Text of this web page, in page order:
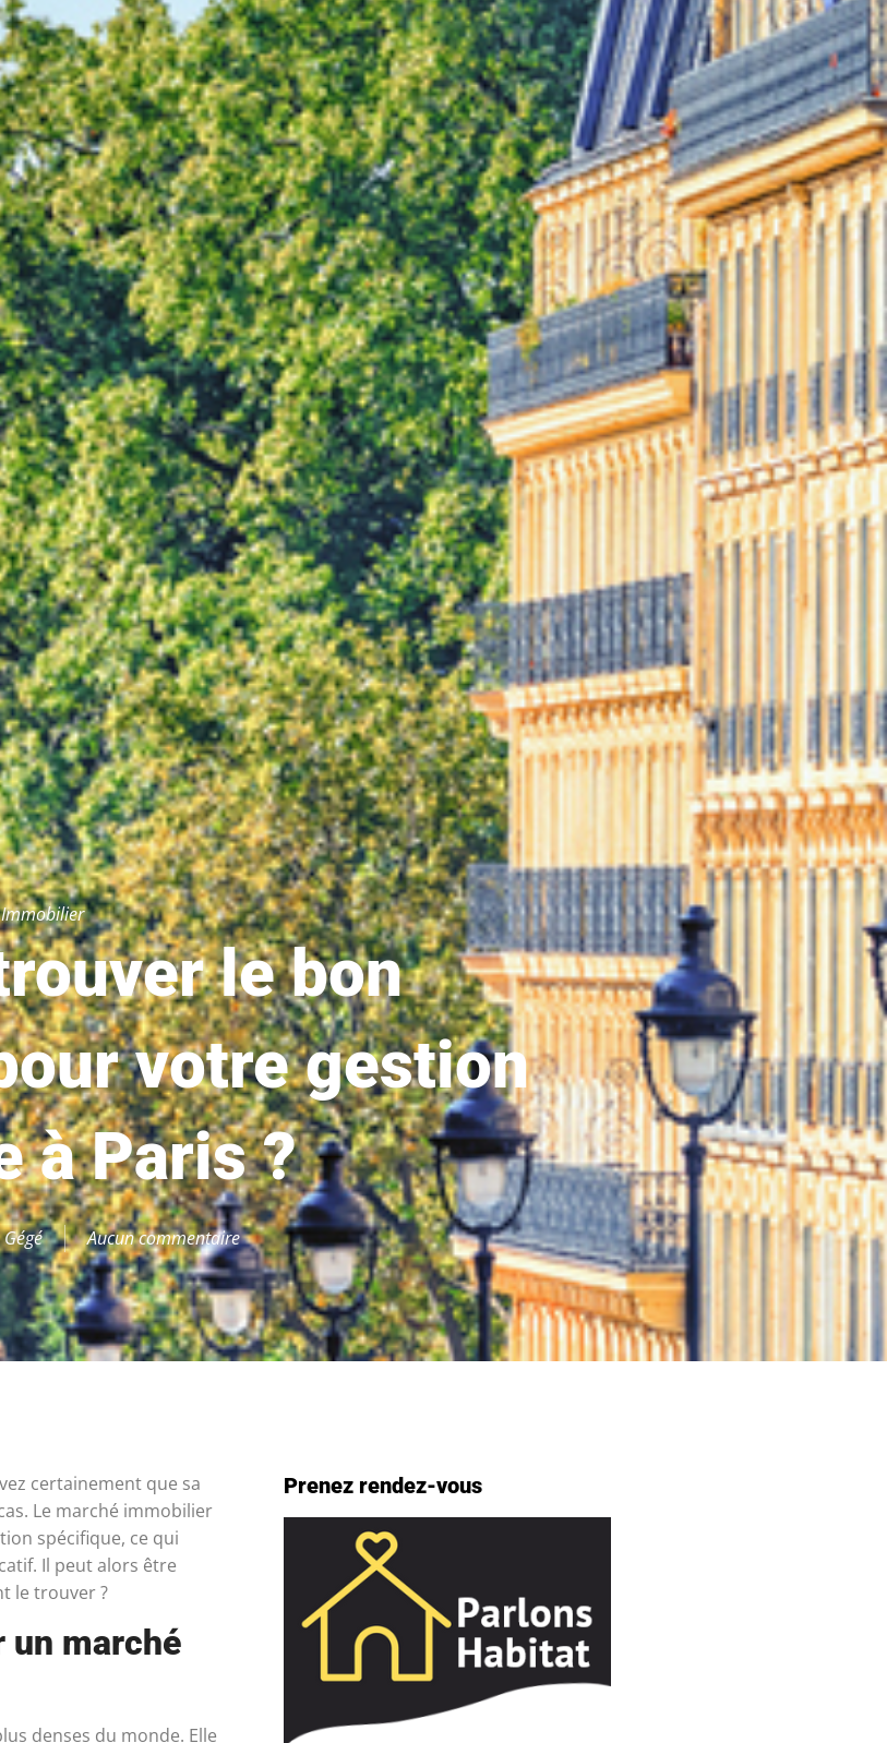
Immobilier
le bon
votre gestion
à Paris ?
Gégé Aucun commentaire
certainement que sa
Le marché immobilier
spécifique, ce qui
Il peut alors être
le trouver ?
un marché
denses du monde. Elle
Prenez rendez-vous